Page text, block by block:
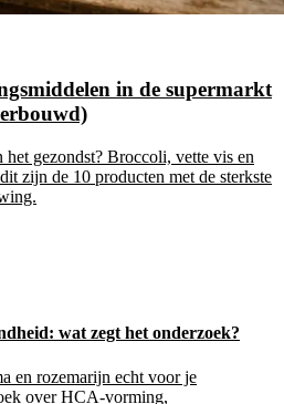
in de supermarkt
gezondst? Broccoli, vette vis en
zijn de 10 producten met de sterkste
wat zegt het onderzoek?
en rozemarijn echt voor je
over HCA-vorming,